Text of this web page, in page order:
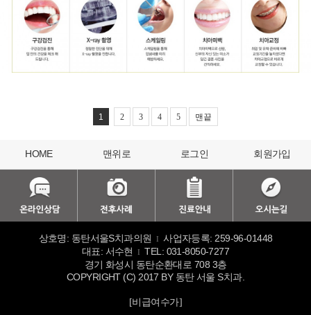
1 2 3 4 5 맨끝
HOME 맨위로 로그인 회원가입
상호명: 동탄서울S치과의원 I 사업자등록: 259-96-01448
대표: 서수현
I
TEL: 031-8050-7277
경기 화성시 동탄순환대로 708 3층
COPYRIGHT (C) 2017 BY 동탄 서울 S치과.
[비급여수가]